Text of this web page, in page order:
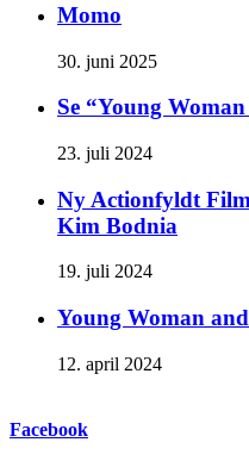
Momo
30. juni 2025
Se “Young
23. juli 2024
Ny Actionfyldt
Kim Bodnia
19. juli 2024
Young Woman and
12. april 2024
Facebook